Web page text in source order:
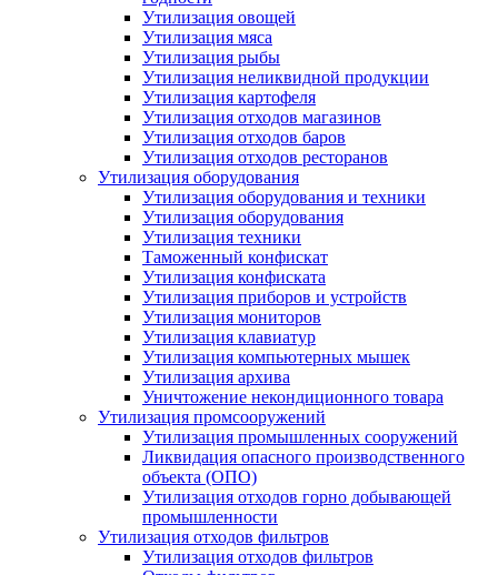
Утилизация овощей
Утилизация мяса
Утилизация рыбы
Утилизация неликвидной продукции
Утилизация картофеля
Утилизация отходов магазинов
Утилизация отходов баров
Утилизация отходов ресторанов
Утилизация оборудования
Утилизация оборудования и техники
Утилизация оборудования
Утилизация техники
Таможенный конфискат
Утилизация конфиската
Утилизация приборов и устройств
Утилизация мониторов
Утилизация клавиатур
Утилизация компьютерных мышек
Утилизация архива
Уничтожение некондиционного товара
Утилизация промсооружений
Утилизация промышленных сооружений
Ликвидация опасного производственного
объекта (ОПО)
Утилизация отходов горно добывающей
промышленности
Утилизация отходов фильтров
Утилизация отходов фильтров